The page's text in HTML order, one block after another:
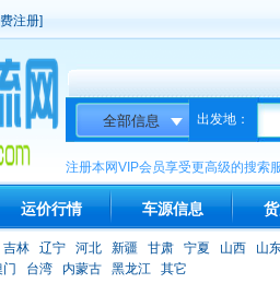
注册]
出发地：
注册本网VIP会员享受更高级的搜索
运价行情 车源信息
吉林 辽宁 河北 新疆 甘肃 宁夏 山西 山
门 台湾 内蒙古 黑龙江 其它